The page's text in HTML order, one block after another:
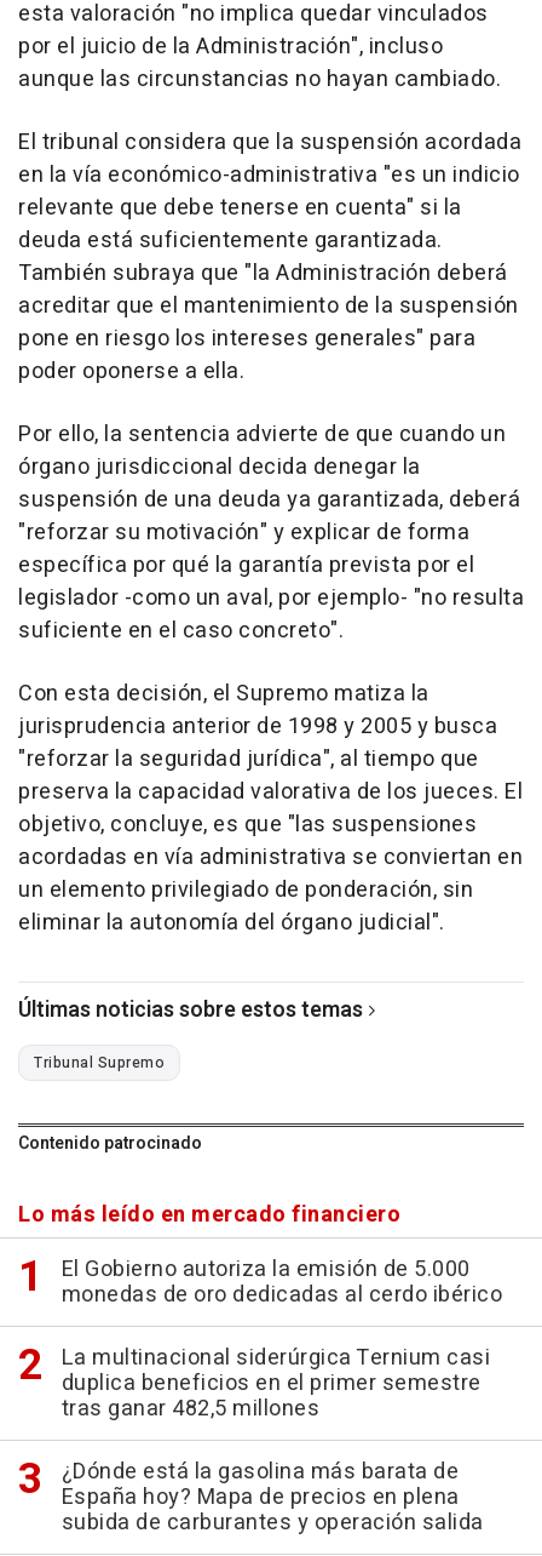
esta valoración "no implica quedar vinculados
por el juicio de la Administración", incluso
aunque las circunstancias no hayan cambiado.
El tribunal considera que la suspensión acordada
en la vía económico-administrativa "es un indicio
relevante que debe tenerse en cuenta" si la
deuda está suficientemente garantizada.
También subraya que "la Administración deberá
acreditar que el mantenimiento de la suspensión
pone en riesgo los intereses generales" para
poder oponerse a ella.
Por ello, la sentencia advierte de que cuando un
órgano jurisdiccional decida denegar la
suspensión de una deuda ya garantizada, deberá
"reforzar su motivación" y explicar de forma
específica por qué la garantía prevista por el
legislador -como un aval, por ejemplo- "no resulta
suficiente en el caso concreto".
Con esta decisión, el Supremo matiza la
jurisprudencia anterior de 1998 y 2005 y busca
"reforzar la seguridad jurídica", al tiempo que
preserva la capacidad valorativa de los jueces. El
objetivo, concluye, es que "las suspensiones
acordadas en vía administrativa se conviertan en
un elemento privilegiado de ponderación, sin
eliminar la autonomía del órgano judicial".
Últimas noticias sobre estos temas
Tribunal Supremo
Contenido patrocinado
Lo más leído en mercado financiero
El Gobierno autoriza la emisión de 5.000
monedas de oro dedicadas al cerdo ibérico
La multinacional siderúrgica Ternium casi
duplica beneficios en el primer semestre
tras ganar 482,5 millones
¿Dónde está la gasolina más barata de
España hoy? Mapa de precios en plena
subida de carburantes y operación salida